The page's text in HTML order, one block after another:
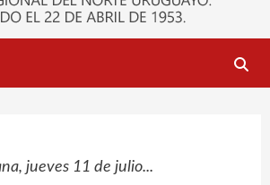
jueves 11 de julio...